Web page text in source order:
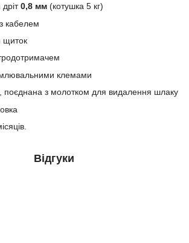
0,8 мм (котушка 5 кг)
з кабелем
щиток
клемами
поєднана з молотком для видалення шлаку
Відгуки